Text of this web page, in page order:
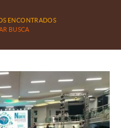
ENCONTRADOS
BUSCA